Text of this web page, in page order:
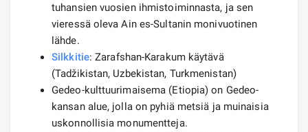
tuhansien vuosien ihmistoiminnasta, ja sen
vieressä oleva Ain es-Sultanin monivuotinen
lähde.
Silkkitie: Zarafshan-Karakum käytävä
(Tadžikistan, Uzbekistan, Turkmenistan)
Gedeo-kulttuurimaisema (Etiopia) on Gedeo-
kansan alue, jolla on pyhiä metsiä ja muinaisia ​​
uskonnollisia monumentteja.